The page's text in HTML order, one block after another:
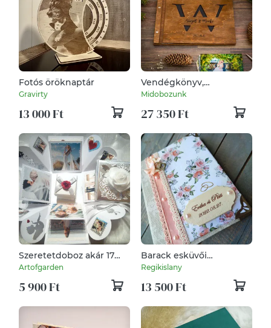
Fotós öröknaptár
Gravirty
13 000 Ft
Vendégkönyv,
scrapbook fa borítással,
Midobozunk
27 350 Ft
Szeretetdoboz akár 17
fotóval
Artofgarden
5 900 Ft
Barack esküvői
Regikislany
13 500 Ft